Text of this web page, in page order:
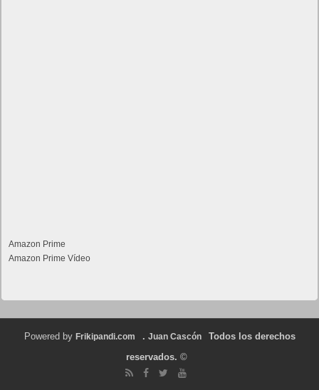
Amazon Prime
Amazon Prime Vídeo
Powered by Frikipandi.com . Juan Cascón
Todos los derechos
reservados. ©